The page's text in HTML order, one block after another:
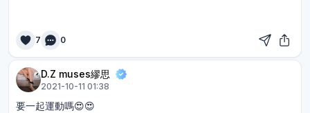
7 0
D.Z muses繆思
2021-10-11 01:38
要一起運動嗎😍😍